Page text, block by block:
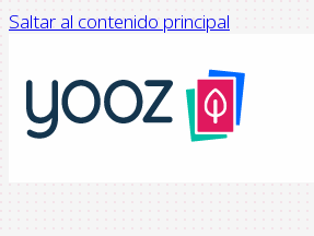
Saltar al contenido principal